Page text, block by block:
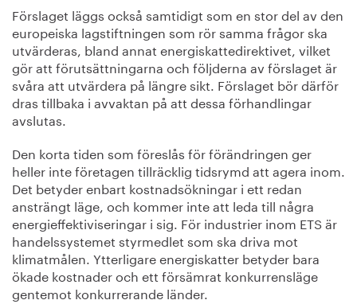
Förslaget läggs också samtidigt som en stor del av den
europeiska lagstiftningen som rör samma frågor ska
utvärderas, bland annat energiskattedirektivet, vilket
gör att förutsättningarna och följderna av förslaget är
svåra att utvärdera på längre sikt. Förslaget bör därför
dras tillbaka i avvaktan på att dessa förhandlingar
avslutas.
Den korta tiden som föreslås för förändringen ger
heller inte företagen tillräcklig tidsrymd att agera inom.
Det betyder enbart kostnadsökningar i ett redan
ansträngt läge, och kommer inte att leda till några
energieffektiviseringar i sig. För industrier inom ETS är
handelssystemet styrmedlet som ska driva mot
klimatmålen. Ytterligare energiskatter betyder bara
ökade kostnader och ett försämrat konkurrensläge
gentemot konkurrerande länder.